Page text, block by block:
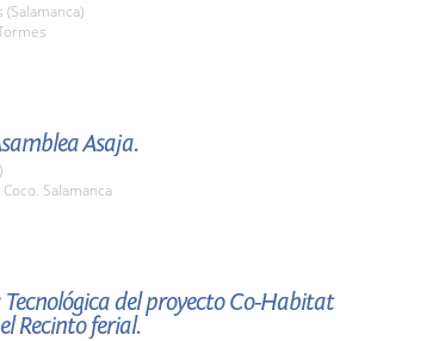
Asaja.
Salamanca
del proyecto Co-Habitat
Recinto ferial.